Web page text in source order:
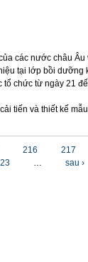
các nước châu
tại lớp bồi dưỡng
chức từ ngày 21
tiến và thiết kế
216 217
… sau ›